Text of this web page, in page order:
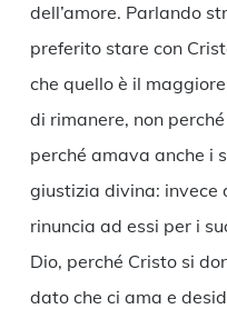
dell’amore. Parlando
preferito stare con
che quello è il
di rimanere, non
perché amava anche i
giustizia divina: invece
rinuncia ad essi per i
Dio, perché Cristo si
dato che ci ama e